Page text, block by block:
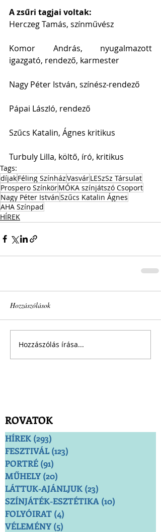
A zsűri tagjai voltak:
Herczeg Tamás, színművész
Komor András, nyugalmazott
igazgató, rendező, karmester
Nagy Péter István, színész-rendező
Pápai László, rendező
Szűcs Katalin, Ágnes kritikus
Turbuly Lilla, költő, író, kritikus
Tags:
díjakFéling SzínházVasvárLESzSz Társulat
Prospero SzínkörMÓKA színjátszó Csoport
Nagy Péter IstvánSzűcs Katalin Ágnes
AHA Színpad
HÍREK
Hozzászólások
Hozzászólás írása...
ROVATOK
HÍREK (293)
FESZTIVÁL (123)
PORTRÉ (91)
MŰHELY (20)
LÁTTUK-AJÁNLJUK (23)
SZÍNJÁTÉK-ESZTÉTIKA (10)
FOLYÓIRAT (4)
VÉLEMÉNY (5)